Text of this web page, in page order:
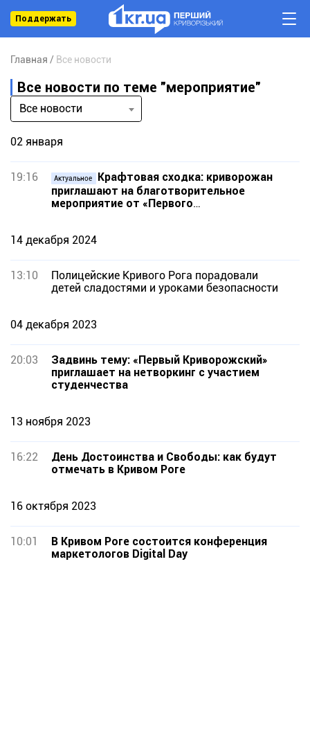
Поддержать
Главная Все новости
Все новости по теме "мероприятие"
Все новости
02 января
19:16 Актуальное
Крафтовая сходка: криворожан
приглашают на благотворительное
мероприятие от «Первого
14 декабря 2024
13:10
Полицейские Кривого Рога порадовали
детей сладостями и уроками безопасности
04 декабря 2023
20:03
Задвинь тему: «Первый Криворожский»
приглашает на нетворкинг с участием
студенчества
13 ноября 2023
16:22
День Достоинства и Свободы: как будут
отмечать в Кривом Роге
16 октября 2023
10:01
В Кривом Роге состоится конференция
маркетологов Digital Day